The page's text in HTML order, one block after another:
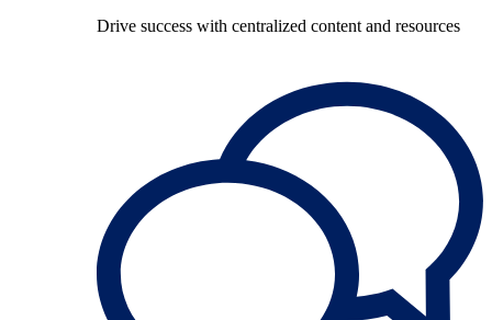
Drive success with centralized content and resources